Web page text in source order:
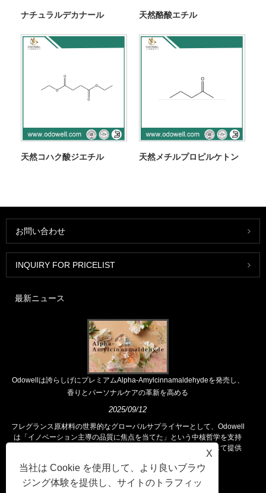
ナチュラルデカナール 天然酪酸エチル
天然コハク酸ジエチル 天然メチルプロピルケトン
お問い合わせ
INQUIRY FOR PRICELIST
最新ニュース
Odowellは誇らしげにプレミアムAlpha-Amylcinnamaldehydeを発売し、
香りとパーソナルケアの革新を高める
2025/09/12
フレグランス原材料の世界的なグローバルサプライヤーとして、Odowell
は「イノベーション主導の品質に焦点を当てた」という中核哲学を支持
し、世界中の顧客に優れたフレグランスソリューションを一貫して提供
X
当社は Cookie を使用して、より良いブラウ
ジング体験を提供し、サイトのトラフィッ